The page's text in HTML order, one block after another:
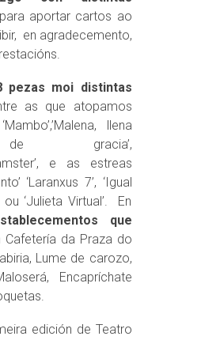
para aportar cartos ao
en agradecemento,
pezas moi distintas
as que atopamos
llena
gracia’,
e as estreas
‘Laranxus 7’, ‘Igual
‘Julieta Virtual’. En
que
da Praza do
Lume de carozo,
Encapríchate
edición de Teatro